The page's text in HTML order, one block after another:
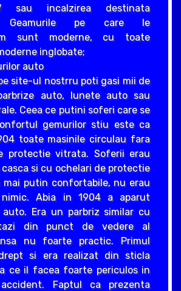
sau incalzirea destinata
Geamurile pe care le
sunt moderne, cu toate
inglobate;
auto
site-ul nostrru poti gasi mii de
auto, lunete auto sau
Ceea ce putini soferi care se
gemurilor stiu este ca
toate masinile circulau fara
protectie vitrata. Soferii erau
si cu ochelari de protectie
mai putin confortabile, nu erau
Abia in 1904 a aparut
auto. Era un parbriz similar cu
din punct de vedere al
nu foarte practic. Primul
si era realizat din sticla
ce il facea foarte periculos in
Faptul ca prezenta